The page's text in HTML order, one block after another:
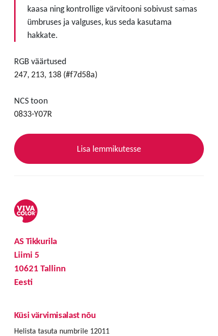
kaasa ning kontrollige värvitooni sobivust samas
ümbruses ja valguses, kus seda kasutama
hakkate.
RGB väärtused
247, 213, 138 (#f7d58a)
NCS toon
0833-Y07R
Lisa lemmikutesse
AS Tikkurila
Liimi 5
10621 Tallinn
Eesti
Küsi värvimisalast nõu
Helista tasuta numbrile 12011